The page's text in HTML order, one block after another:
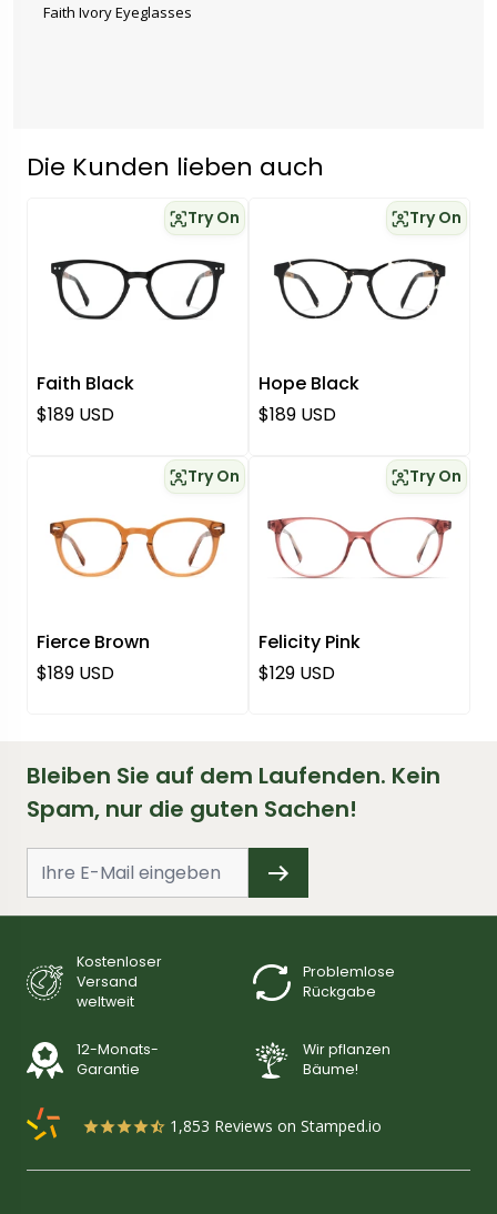
Faith Ivory Eyeglasses
Die Kunden lieben auch
Faith Black
Try On
Regulärer Preis
$189 USD
Hope Black
Try On
Regulärer Preis
$189 USD
Fierce Brown
Try On
Regulärer Preis
$189 USD
Felicity Pink
Try On
Regulärer Preis
$129 USD
Bleiben Sie auf dem Laufenden. Kein
Spam, nur die guten Sachen!
Kostenloser
Versand
weltweit
Problemlose
Rückgabe
12-Monats-
Garantie
Wir pflanzen
Bäume!
1,853 Reviews on Stamped.io